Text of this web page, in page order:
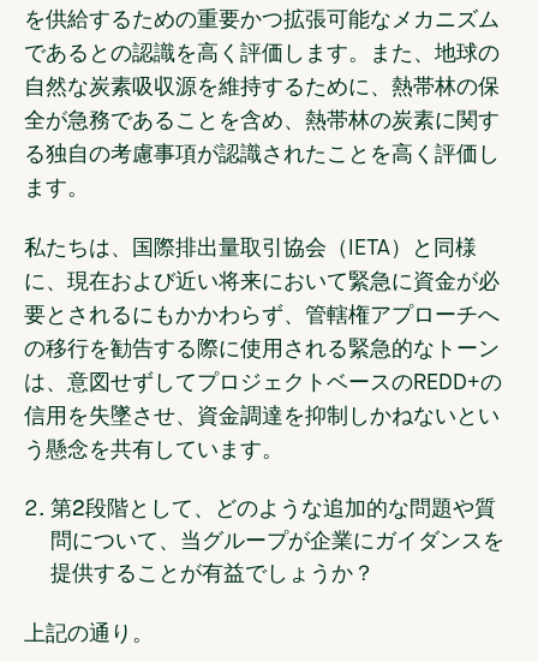
を供給するための重要かつ拡張可能なメカニズム
であるとの認識を高く評価します。また、地球の
自然な炭素吸収源を維持するために、熱帯林の保
全が急務であることを含め、熱帯林の炭素に関す
る独自の考慮事項が認識されたことを高く評価し
ます。
私たちは、国際排出量取引協会（IETA）と同様
に、現在および近い将来において緊急に資金が必
要とされるにもかかわらず、管轄権アプローチへ
の移行を勧告する際に使用される緊急的なトーン
は、意図せずしてプロジェクトベースのREDD+の
信用を失墜させ、資金調達を抑制しかねないとい
う懸念を共有しています。
第2段階として、どのような追加的な問題や質
問について、当グループが企業にガイダンスを
提供することが有益でしょうか？
上記の通り。